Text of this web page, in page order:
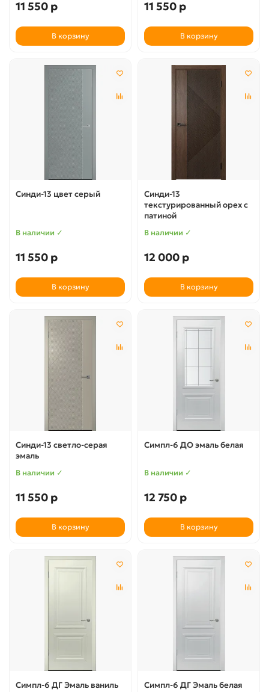
11 550 р
В корзину
11 550 р
В корзину
Синди-13 цвет серый
В наличии ✓
11 550 р
В корзину
Синди-13
текстурированный орех с
патиной
В наличии ✓
12 000 р
В корзину
Синди-13 светло-серая
эмаль
В наличии ✓
11 550 р
В корзину
Симпл-6 ДО эмаль белая
В наличии ✓
12 750 р
В корзину
Симпл-6 ДГ Эмаль ваниль Симпл-6 ДГ Эмаль белая